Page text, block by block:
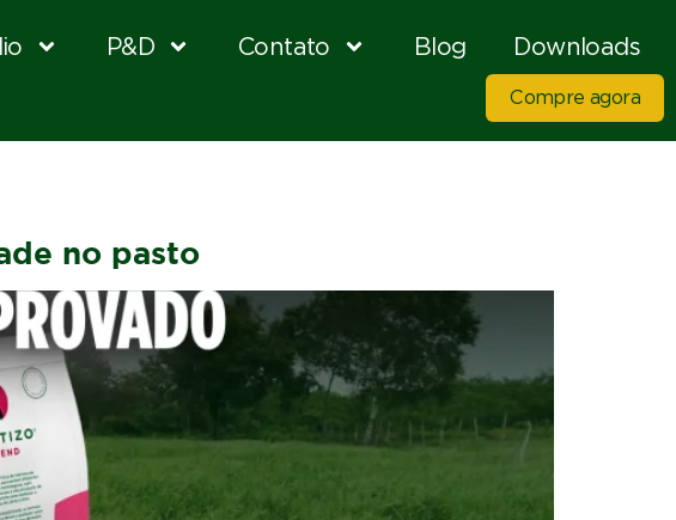
P&D Contato Blog Downloads
Compre agora
no pasto